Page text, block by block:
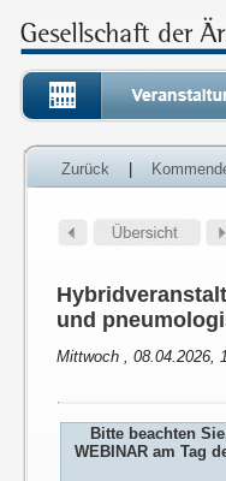
Zurück
und
Mittwoch , 08.04.2026,
Bitte beachten
WEBINAR am Tag